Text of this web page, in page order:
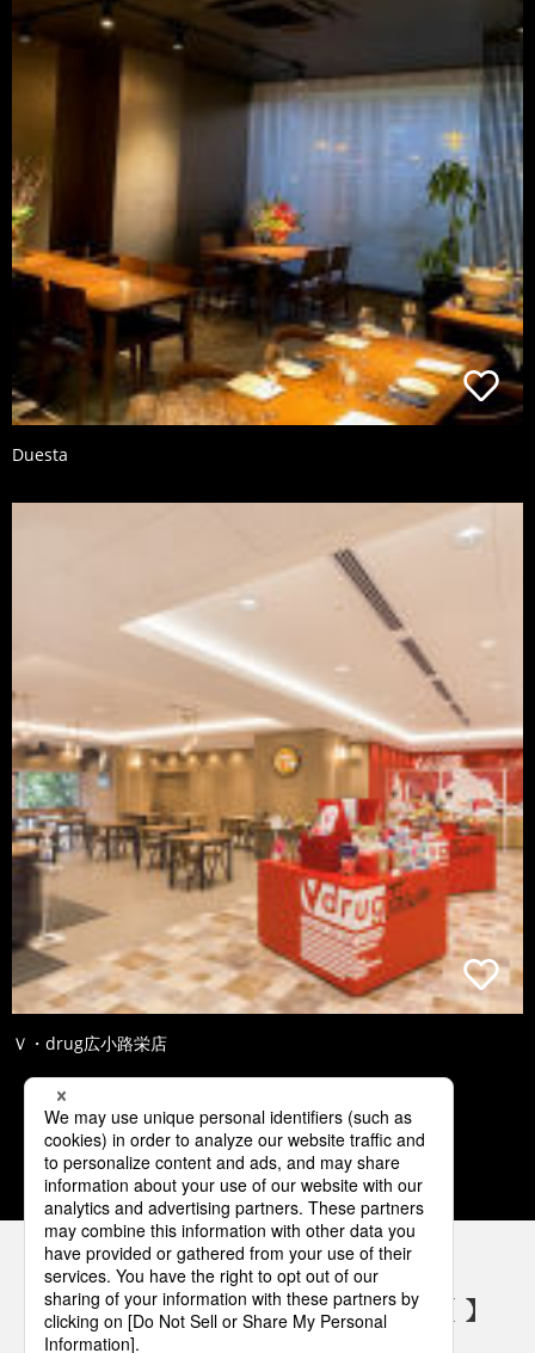
Duesta
Ｖ・drug広小路栄店
1 2 3 4 5
パナソニックの電気設備 SNSアカウント